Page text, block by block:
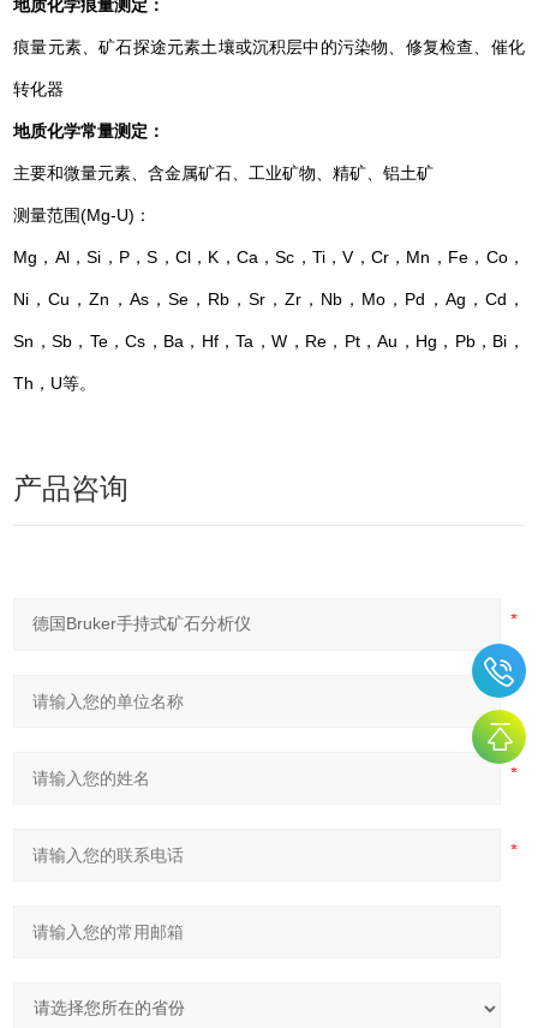
地质化学痕量测定：
痕量元素、矿石探途元素土壤或沉积层中的污染物、修复检查、催化
转化器
地质化学常量测定：
主要和微量元素、含金属矿石、工业矿物、精矿、铝土矿
测量范围(Mg-U)：
Mg，Al，Si，P，S，Cl，K，Ca，Sc，Ti，V，Cr，Mn，Fe，Co，
Ni，Cu，Zn，As，Se，Rb，Sr，Zr，Nb，Mo，Pd，Ag，Cd，
Sn，Sb，Te，Cs，Ba，Hf，Ta，W，Re，Pt，Au，Hg，Pb，Bi，
Th，U等。
产品咨询